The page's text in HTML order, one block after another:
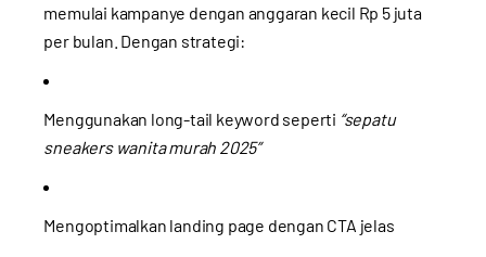
memulai kampanye dengan anggaran kecil Rp 5 juta
per bulan. Dengan strategi:
Menggunakan long-tail keyword seperti “sepatu
sneakers wanita murah 2025”
Mengoptimalkan landing page dengan CTA jelas